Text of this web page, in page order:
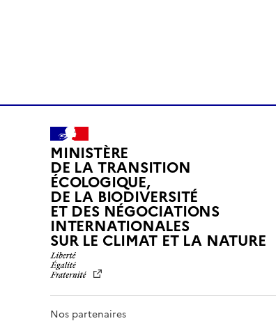
MINISTÈRE
DE LA TRANSITION
ÉCOLOGIQUE,
DE LA BIODIVERSITÉ
ET DES NÉGOCIATIONS
INTERNATIONALES
SUR LE CLIMAT ET LA NATUREL
R
Nos partenaires